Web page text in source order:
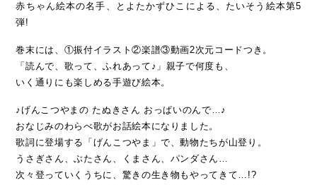
赤ちゃん絵本の名手、とよたかずひこによる、たいそう絵本第5
弾!
巻末には、①振付イラスト②楽譜③動画2次元コードつき。
「読んで、歌って、ふれあって♪」親子で何度も、
いく通りにも楽しめる手遊び絵本。
♪げんこつやまの たぬきさん おっぱいのんで…♪
おなじみのわらべ歌がお話絵本になりました。
歌詞に登場する「げんこつやま」で、動物たちが山登り。
うさぎさん、ぶたさん、くまさん、パンダさん…
次々登っていくうちに、驚きの生き物もやってきて…!?